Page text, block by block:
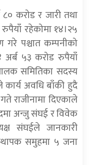
करोड र जारी तथा
रहेकोमा १४।२५
पश्चात कम्पनीको
अर्ब ५३ करोड रुपैयाँ
समितिका सदस्य
कार्य अवधि बाँकी हुदै
राजीनामा दिएकाले
अन्जु संघई र विवेक
संघईले जानकारी
समुहमा ५ जना